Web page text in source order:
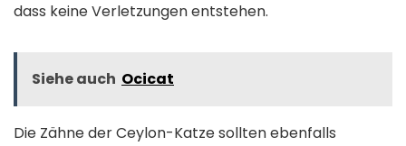
dass keine Verletzungen entstehen.
Siehe auch Ocicat
Die Zähne der Ceylon-Katze sollten ebenfalls